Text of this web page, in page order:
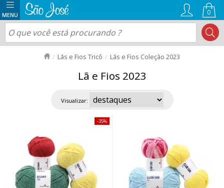
0
Lãs e Fios Tricô Lãs e Fios Coleção 2023
Lã e Fios 2023
Visualizar:
35%